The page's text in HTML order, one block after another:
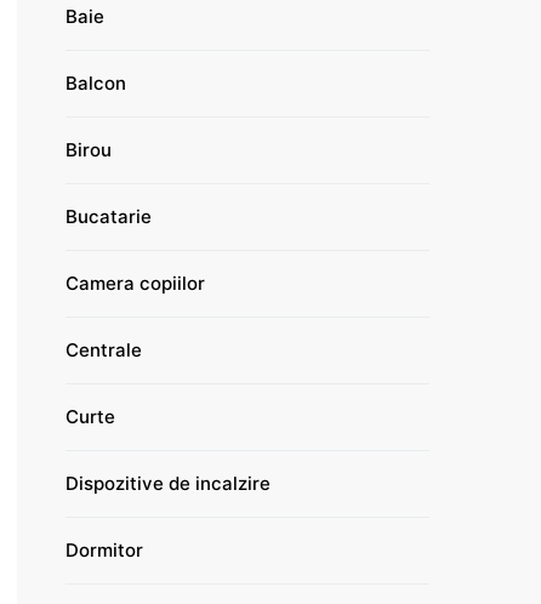
Baie
Balcon
Birou
Bucatarie
Camera copiilor
Centrale
Curte
Dispozitive de incalzire
Dormitor